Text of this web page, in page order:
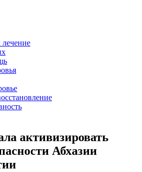
лечение
активизировать
Абхазии